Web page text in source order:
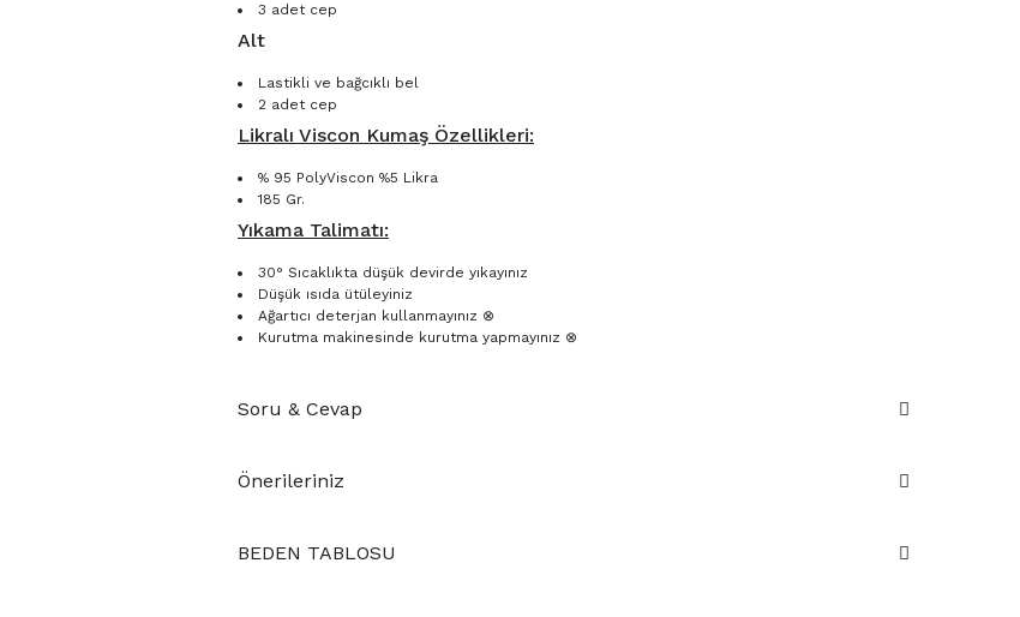
3 adet cep
Alt
Lastikli ve bağcıklı bel
2 adet cep
Likralı Viscon Kumaş Özellikleri:
% 95 PolyViscon %5 Likra
185 Gr.
Yıkama Talimatı:
30° Sıcaklıkta düşük devirde yıkayınız
Düşük ısıda ütüleyiniz
Ağartıcı deterjan kullanmayınız ⊗
Kurutma makinesinde kurutma yapmayınız ⊗
Soru & Cevap
Önerileriniz
BEDEN TABLOSU